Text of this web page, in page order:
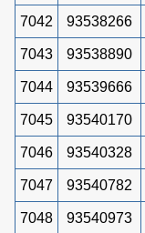
7042 93538266
7043 93538890
7044 93539666
7045 93540170
7046 93540328
7047 93540782
7048 93540973